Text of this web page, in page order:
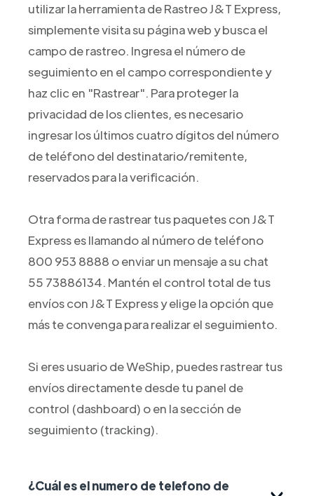
utilizar la herramienta de Rastreo J&T Express,
simplemente visita su página web y busca el
campo de rastreo. Ingresa el número de
seguimiento en el campo correspondiente y
haz clic en "Rastrear". Para proteger la
privacidad de los clientes, es necesario
ingresar los últimos cuatro dígitos del número
de teléfono del destinatario/remitente,
reservados para la verificación.
Otra forma de rastrear tus paquetes con J&T
Express es llamando al número de teléfono
800 953 8888 o enviar un mensaje a su chat
55 73886134. Mantén el control total de tus
envíos con J&T Express y elige la opción que
más te convenga para realizar el seguimiento.
Si eres usuario de WeShip, puedes rastrear tus
envíos directamente desde tu panel de
control (dashboard) o en la sección de
seguimiento (tracking).
¿Cuál es el numero de telefono de